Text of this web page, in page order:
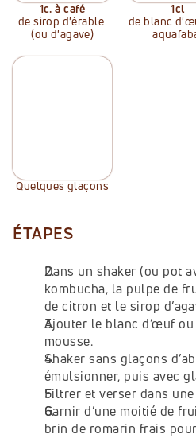
1c. à café
de sirop d'érable
(ou d'agave)
1cl
de blanc
Quelques glaçons
ÉTAPES
Dans un shaker (ou pot
kombucha, la pulpe de
de citron et le sirop
Ajouter le blanc d’œuf
mousse.
Shaker sans glaçons
émulsionner, puis avec
Filtrer et verser dans
Garnir d’une moitié de
brin de romarin frais